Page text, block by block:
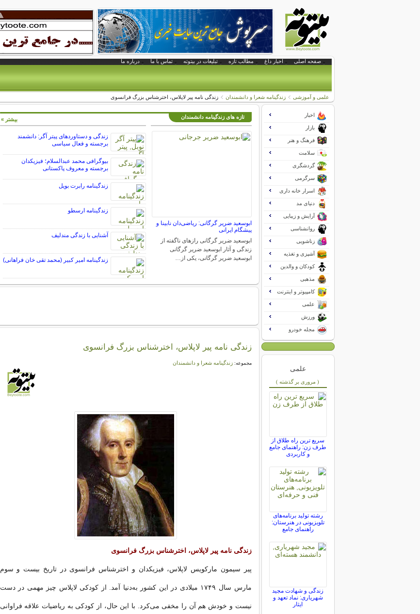
صفحه اصلی اخبار داغ مطالب تازه تبلیغات در بیتوته تماس با ما درباره ما
علمی و آموزشی زندگینامه شعرا و دانشمندان زندگی نامه پیر لاپلاس، اختر‌شناس بزرگ فرانسوی
تازه های زندگینامه دانشمندان
ابوسعید ضریر گرگانی: ریاضی‌دان نابینا و
پیشگام ایرانی
ابوسعید ضریر گرگانی رازهای ناگفته از
زندگی و آثار ابوسعید ضریر گرگانی
ابوسعید ضریر گرگانی، یکی از…
زندگی و دستاوردهای پیتر آگر: دانشمند
برجسته و فعال سیاسی
بیوگرافی محمد عبدالسلام؛ فیزیکدان
برجسته و معروف پاکستانی
زندگینامه رابرت بویل
زندگینامه ارسطو
آشنایی با زندگی مندلیف
زندگینامه امیر کبیر (محمد تقی خان فراهانی)
بیشتر »
زندگی نامه پیر لاپلاس، اختر‌شناس بزرگ فرانسوی
مجموعه:زندگینامه شعرا و دانشمندان
زندگی نامه پیر لاپلاس، اختر‌شناس بزرگ فرانسوی
پیر سیمون مارکویس لاپلاس، فیزیک‏دان و اختر‌شناس فرانسوی در تاریخ بیست و سوم
مارس سال ۱۷۴۹ میلادی در این کشور به‌دنیا آمد. از کودکی لاپلاس چیز مهمی در دست
نیست و خودش هم آن را مخفی می‌‏کرد. با این حال، از کودکی به ریاضیات علاقه فراوانی
اخبار
بازار
فرهنگ و هنر
سلامت
گردشگری
سرگرمی
اسرار خانه داری
دنیای مد
آرایش و زیبایی
روانشناسی
زناشویی
آشپزی و تغذیه
کودکان و والدین
مذهبی
کامپیوتر و اینترنت
علمی
ورزش
مجله خودرو
علمی
( مروری بر گذشته )
سریع ترین راه طلاق از
طرف زن: راهنمای جامع
و کاربردی
رشته تولید برنامه‌های
تلویزیونی در هنرستان:
راهنمای جامع
زندگی و شهادت مجید
شهریاری: نماد تعهد و
ایثار